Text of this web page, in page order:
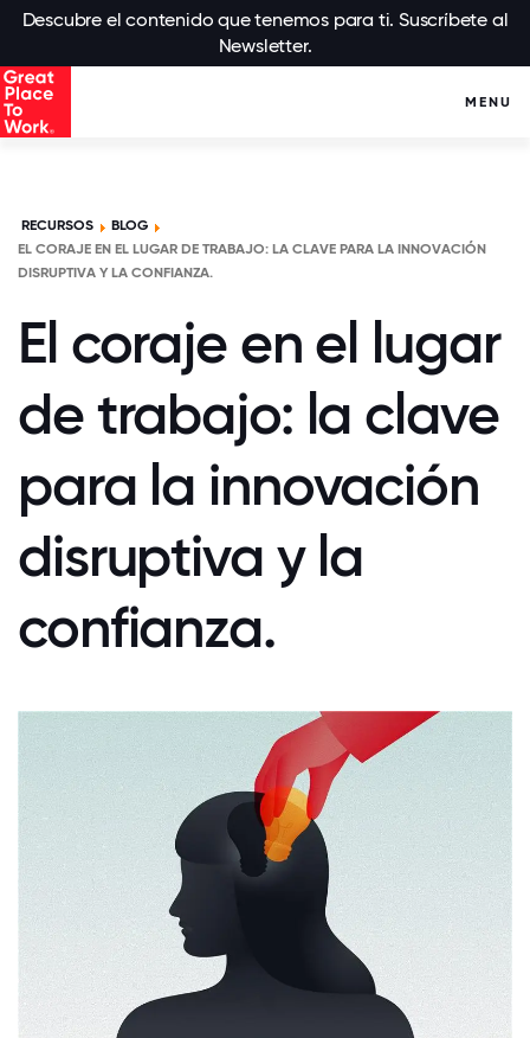
Descubre el contenido que tenemos para ti. Suscríbete al
Newsletter.
MENU
RECURSOS
BLOG
EL CORAJE EN EL LUGAR DE TRABAJO: LA CLAVE PARA LA INNOVACIÓN
DISRUPTIVA Y LA CONFIANZA.
El coraje en el lugar
de trabajo: la clave
para la innovación
disruptiva y la
confianza.